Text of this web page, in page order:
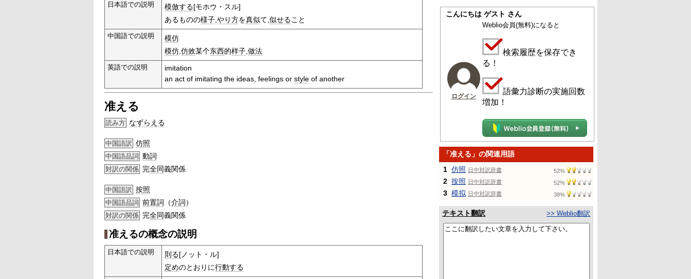
日本語での説明 模倣する[モホウ・スル]
あるものの様子 やり方を真似て, 似せること
中国語での説明
模仿
模仿 仿效某个东西的样子 做法
英語での説明
imitation
an act of imitating the ideas, feelings or style of another
准える
読み方 なずらえる
中国語訳 仿照
中国語品詞 動詞
対訳の関係 完全同義関係
中国語訳 按照
中国語品詞 前置詞 （介詞）
対訳の関係 完全同義関係
准えるの概念の説明
日本語での説明 則る[ノット・ル]
定めのとおりに行動する
こんにちは ゲスト さん
ログイン
Weblio会員(無料)になると
検索履歴を保存でき
る！
語彙力診断の実施回数
増加！
「准える」の関連用語
1 仿照 日中対訳辞書 52%
2 按照 日中対訳辞書 52%
3 模拟 日中対訳辞書 38%
テキスト翻訳 >> Weblio翻訳